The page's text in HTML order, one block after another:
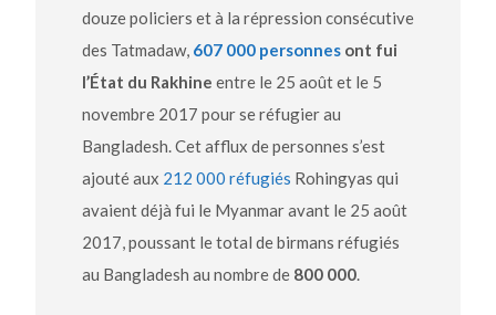
douze policiers et à la répression consécutive
des Tatmadaw, 607 000 personnes ont fui
l’État du Rakhine entre le 25 août et le 5
novembre 2017 pour se réfugier au
Bangladesh. Cet afflux de personnes s’est
ajouté aux 212 000 réfugiés Rohingyas qui
avaient déjà fui le Myanmar avant le 25 août
2017, poussant le total de birmans réfugiés
au Bangladesh au nombre de 800 000.